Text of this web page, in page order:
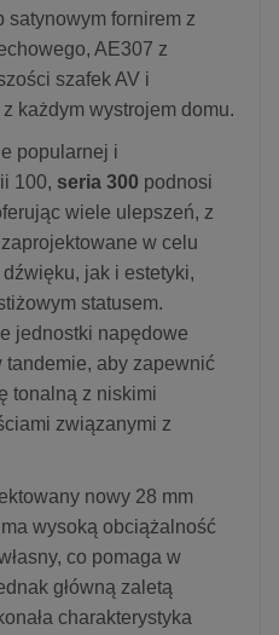
satynowym fornirem z
AE307 z
szafek AV i
każdym wystrojem domu.
popularnej i
100, seria 300 podnosi
wiele ulepszeń, z
w celu
jak i estetyki,
statusem.
jednostki napędowe
tandemie, aby zapewnić
tonalną z niskimi
związanymi z
nowy 28 mm
wysoką obciążalność
co pomaga w
główną zaletą
charakterystyka